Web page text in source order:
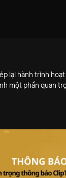
lại hành trình
một phần quan